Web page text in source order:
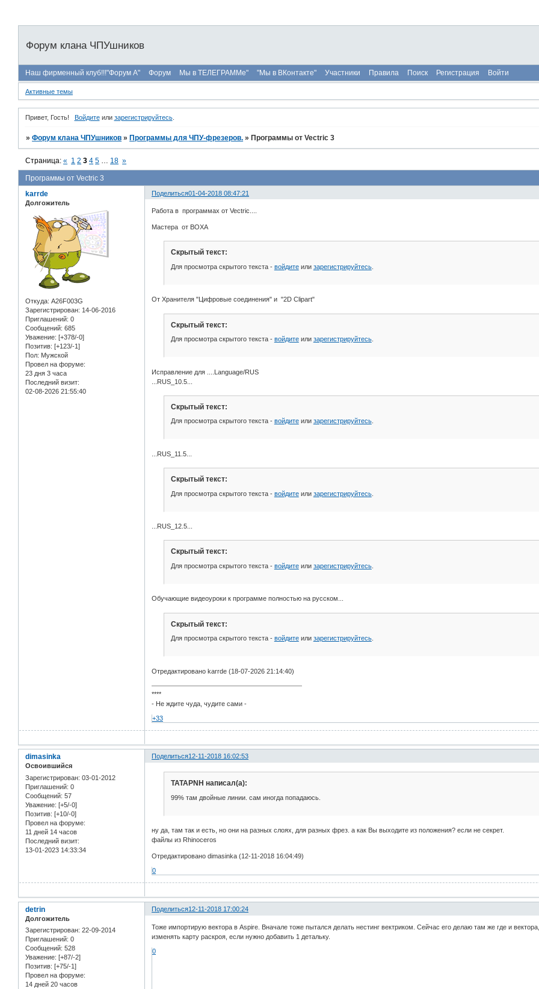
Форум клана ЧПУшников
Наш фирменный клуб!!!"Форум А" Форум Мы в ТЕЛЕГРАММе" "Мы в ВКонтакте" Участники Правила Поиск Регистрация Войти
Активные темы
Привет, Гость! Войдитеили зарегистрируйтесь.
»Форум клана ЧПУшников » Программы для ЧПУ-фрезеров. » Программы от Vectric 3
Программы от Vectric 3
Страница:« 1 2 3 4 5 18 »
Поделиться01-04-2018 08:47:21
karrde
Долгожитель
Откуда: A26F003G
Зарегистрирован: 14-06-2016
Приглашений: 0
Сообщений: 685
Уважение: [+378/-0]
Позитив: [+123/-1]
Пол: Мужской
Провел на форуме:
23 дня 3 часа
Последний визит:
02-08-2026 21:55:40
Работа в программах от Vectric....
Мастера от BOXA
Скрытый текст:
Для просмотра скрытого текста - войдитеили зарегистрируйтесь.
От Хранителя "Цифровые соединения" и "2D Clipart"
Скрытый текст:
Для просмотра скрытого текста - войдитеили зарегистрируйтесь.
Исправление для ....Language/RUS
...RUS_10.5...
Скрытый текст:
Для просмотра скрытого текста - войдитеили зарегистрируйтесь.
...RUS_11.5...
Скрытый текст:
Для просмотра скрытого текста - войдитеили зарегистрируйтесь.
...RUS_12.5...
Скрытый текст:
Для просмотра скрытого текста - войдитеили зарегистрируйтесь.
Обучающие видеоуроки к программе полностью на русском...
Скрытый текст:
Для просмотра скрытого текста - войдитеили зарегистрируйтесь.
Отредактировано karrde (18-07-2026 21:14:40)
****
- Не ждите чуда, чудите сами -
+33
Поделиться12-11-2018 16:02:53
dimasinka
Освоившийся
Зарегистрирован: 03-01-2012
Приглашений: 0
Сообщений: 57
Уважение: [+5/-0]
Позитив: [+10/-0]
Провел на форуме:
11 дней 14 часов
Последний визит:
13-01-2023 14:33:34
TATAPNH написал(а):
99% там двойные линии. сам иногда попадаюсь.
ну да, там так и есть, но они на разных слоях, для разных фрез. а как Вы выходите из положения? если не секрет.
файлы из Rhinoceros
Отредактировано dimasinka (12-11-2018 16:04:49)
0
Поделиться12-11-2018 17:00:24
detrin
Долгожитель
Зарегистрирован: 22-09-2014
Приглашений: 0
Сообщений: 528
Уважение: [+87/-2]
Позитив: [+75/-1]
Провел на форуме:
14 дней 20 часов
Тоже импортирую вектора в Aspire. Вначале тоже пытался делать нестинг вектриком. Сейчас его делаю там же где и
изменять карту раскроя, если нужно добавить 1 детальку.
0